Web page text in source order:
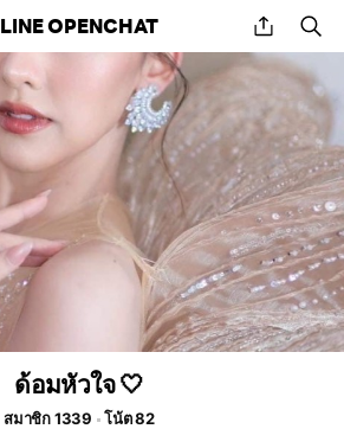
LINE OPENCHAT share
ด้อมหัวใจ 🤍
สมาชิก 1339
โน้ต 82